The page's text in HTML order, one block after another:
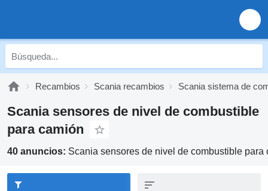
Recambios Scania recambios Scania sistema de
Scania sensores de nivel de combustible
para camión
40 anuncios: Scania sensores de nivel de combustible para